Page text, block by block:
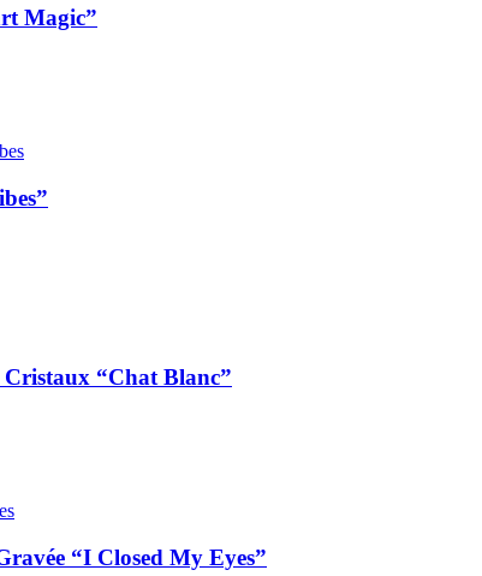
Magic”
“Chat Blanc”
“I Closed My Eyes”